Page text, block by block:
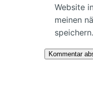
Website
meinen
speichern.